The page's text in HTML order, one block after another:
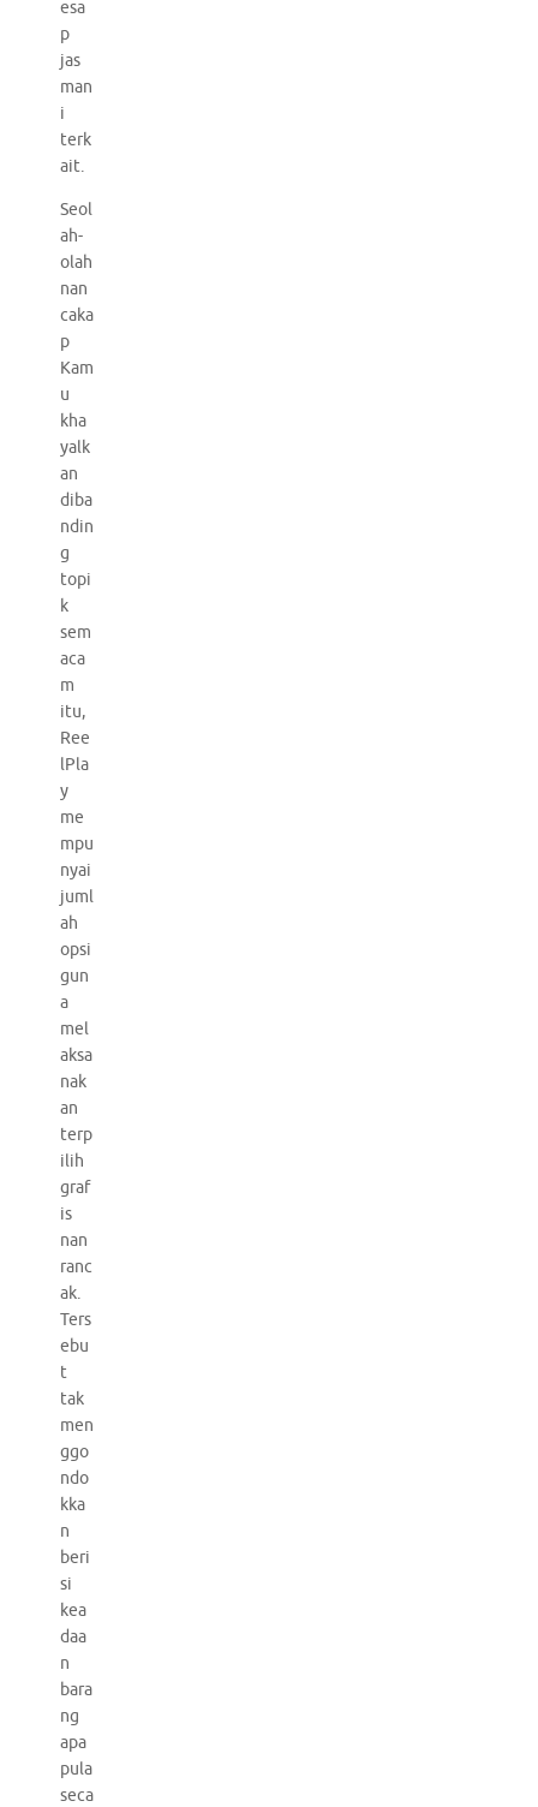
esa
p
jas
man
i
terk
ait.
Seol
ah-
olah
nan
caka
p
Kam
u
kha
yalk
an
diba
ndin
g
topi
k
sem
aca
m
itu,
Ree
lPla
y
me
mpu
nyai
juml
ah
opsi
gun
a
mel
aksa
nak
an
terp
ilih
graf
is
nan
ranc
ak.
Ters
ebu
t
tak
men
ggo
ndo
kka
n
beri
si
kea
daa
n
bara
ng
apa
pula
seca